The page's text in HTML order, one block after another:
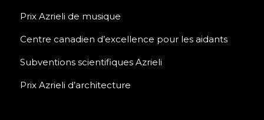
Prix Azrieli de musique
Centre canadien d’excellence pour les aidants
Subventions scientifiques Azrieli
Prix Azrieli d’architecture